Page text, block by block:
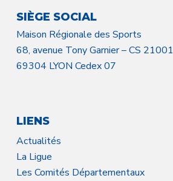
SIÈGE SOCIAL
Maison Régionale des Sports
68, avenue Tony Garnier – CS 21001
69304 LYON Cedex 07
LIENS
Actualités
La Ligue
Les Comités Départementaux